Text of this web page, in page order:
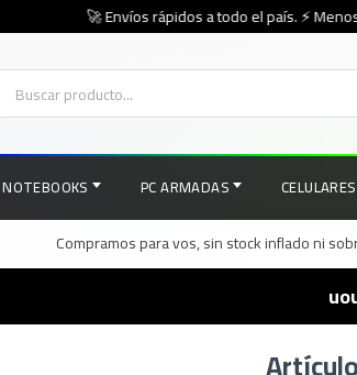
🚀 Envíos rápidos a todo el país. ⚡
NOTEBOOKS PC ARMADAS
Compramos para vos, sin stock inflado ni